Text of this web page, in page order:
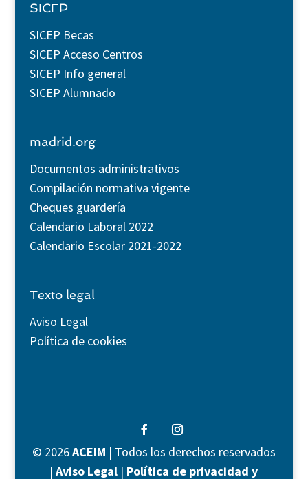
SICEP
SICEP Becas
SICEP Acceso Centros
SICEP Info general
SICEP Alumnado
madrid.org
Documentos administrativos
Compilación normativa vigente
Cheques guardería
Calendario Laboral 2022
Calendario Escolar 2021-2022
Texto legal
Aviso Legal
Política de cookies
© 2026ACEIM | Todos los derechos reservados
|Aviso Legal | Política de privacidad y